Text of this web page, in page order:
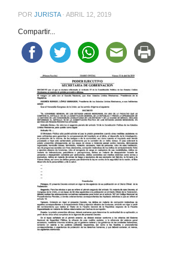
POR JURISTA · ABRIL 12, 2019
Compartir...